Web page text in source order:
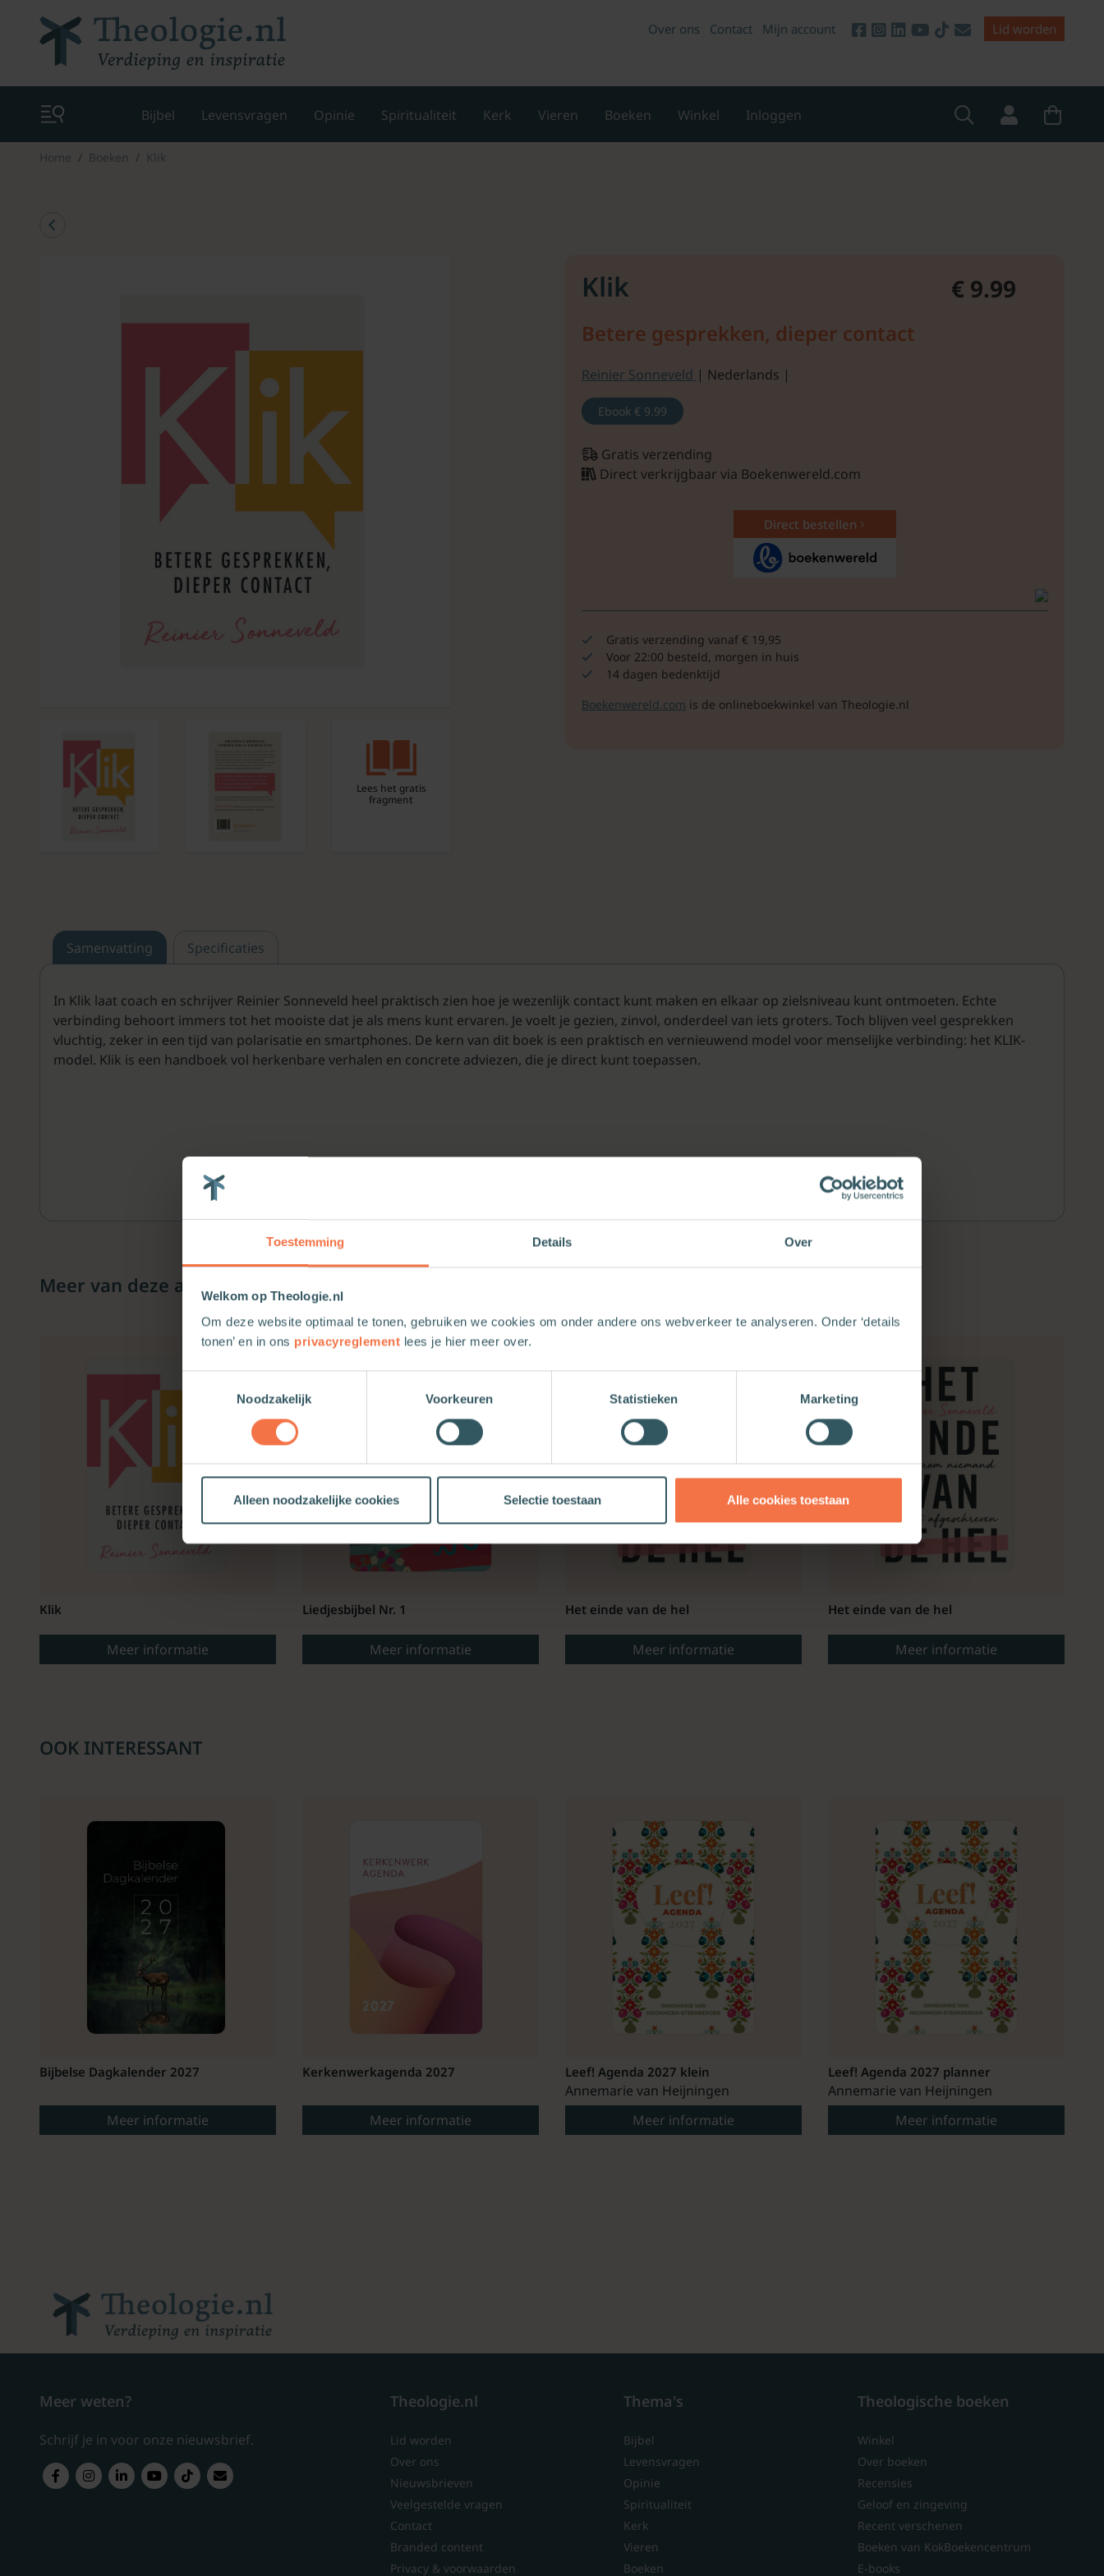
Toestemming Details Over
Welkom op Theologie.nl
Om deze website optimaal te tonen, gebruiken we cookies om onder andere ons webverkeer te analyseren. Onder ‘details
tonen’ en in ons privacyreglement lees je hier meer over.
Noodzakelijk
Voorkeuren Statistieken Marketing
Alleen noodzakelijke cookies Selectie toestaan Alle cookies toestaan
Over ons Contact Mijn account Lid worden
Bijbel Levensvragen Opinie Spiritualiteit Kerk Vieren Boeken Winkel Inloggen
Home Boeken Klik
Lees het gratis
fragment
Klik
Betere gesprekken, dieper contact
€ 9.99
Reinier Sonneveld | Nederlands |
Ebook € 9.99
Gratis verzending
Direct verkrijgbaar via Boekenwereld.com
Direct bestellen
Gratis verzending vanaf € 19,95
Voor 22:00 besteld, morgen in huis
14 dagen bedenktijd
Boekenwereld.com is de onlineboekwinkel van Theologie.nl
Samenvatting Specificaties
In Klik laat coach en schrijver Reinier Sonneveld heel praktisch zien hoe je wezenlijk contact kunt maken en elkaar op zielsniveau kunt ontmoeten. Echte
verbinding behoort immers tot het mooiste dat je als mens kunt ervaren. Je voelt je gezien, zinvol, onderdeel van iets groters. Toch blijven veel gesprekken
vluchtig, zeker in een tijd van polarisatie en smartphones. De kern van dit boek is een praktisch en vernieuwend model voor menselijke verbinding: het KLIK-
model. Klik is een handboek vol herkenbare verhalen en concrete adviezen, die je direct kunt toepassen.
Meer van deze auteur
Klik
Meer informatie
Liedjesbijbel Nr. 1
Meer informatie
Het einde van de hel
Meer informatie
Het einde van de hel
Meer informatie
OOK INTERESSANT
Bijbelse Dagkalender 2027
Meer informatie
Kerkenwerkagenda 2027
Meer informatie
Leef! Agenda 2027 klein
Annemarie van Heijningen
Meer informatie
Leef! Agenda 2027 planner
Annemarie van Heijningen
Meer informatie
Meer weten?
Schrijf je in voor onze nieuwsbrief.
Theologie.nl
Lid worden
Over ons
Nieuwsbrieven
Veelgestelde vragen
Contact
Branded content
Privacy & voorwaarden
Thema's
Bijbel
Levensvragen
Opinie
Spiritualiteit
Kerk
Vieren
Boeken
Theologische boeken
Winkel
Over boeken
Recensies
Geloof en zingeving
Recent verschenen
Boeken van KokBoekencentrum
E-books